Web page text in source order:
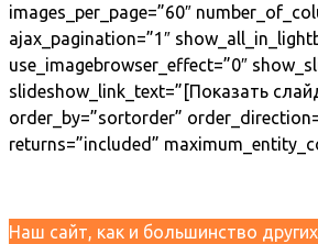
images_per_page=”60″
ajax_pagination=”1″
use_imagebrowser_effect=”0″
slideshow_link_text=”[Показать
order_by=”sortorder”
returns=”included”
Наш сайт, как и большинство